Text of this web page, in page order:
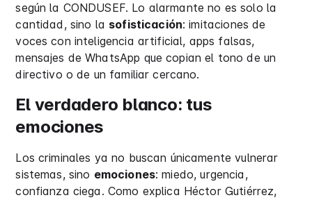
según la CONDUSEF. Lo alarmante no es solo la
cantidad, sino la sofisticación: imitaciones de
voces con inteligencia artificial, apps falsas,
mensajes de WhatsApp que copian el tono de un
directivo o de un familiar cercano.
El verdadero blanco: tus
emociones
Los criminales ya no buscan únicamente vulnerar
sistemas, sino emociones: miedo, urgencia,
confianza ciega. Como explica Héctor Gutiérrez,